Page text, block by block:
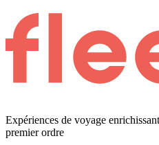
Expériences de voyage
premier ordre